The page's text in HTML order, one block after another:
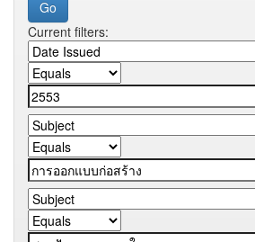
Current filters: